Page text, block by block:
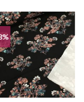
Auf die
Wunschliste